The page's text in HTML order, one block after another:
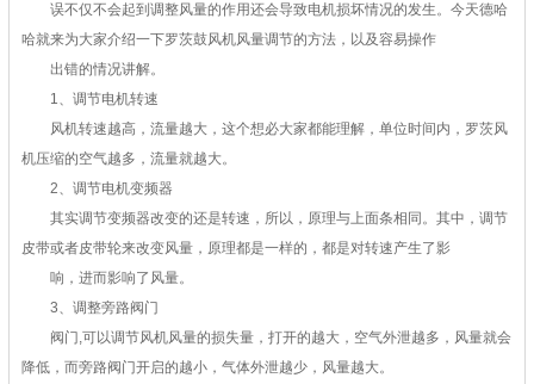
误不仅不会起到调整风量的作用还会导致电机损坏情况的发生。今天德哈
哈就来为大家介绍一下罗茨鼓风机风量调节的方法，以及容易操作
出错的情况讲解。
1、调节电机转速
风机转速越高，流量越大，这个想必大家都能理解，单位时间内，罗茨风
机压缩的空气越多，流量就越大。
2、调节电机变频器
其实调节变频器改变的还是转速，所以，原理与上面条相同。其中，调节
皮带或者皮带轮来改变风量，原理都是一样的，都是对转速产生了影
响，进而影响了风量。
3、调整旁路阀门
阀门,可以调节风机风量的损失量，打开的越大，空气外泄越多，风量就会
降低，而旁路阀门开启的越小，气体外泄越少，风量越大。